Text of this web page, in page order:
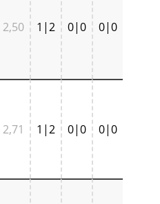
2,50 1|2 0|0 0|0
2,71 1|2 0|0 0|0